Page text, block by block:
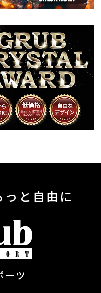
っと自由に
ーツ